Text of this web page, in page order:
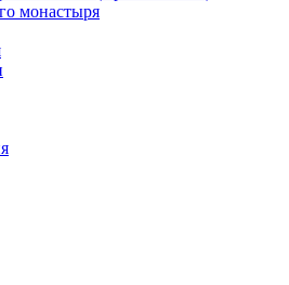
монастыря